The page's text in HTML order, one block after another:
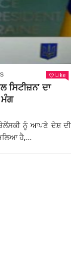
Like
ਸਿਟੀਜ਼ਨ’ ਦਾ
ਮੰਗ
ਨੂੰ ਆਪਣੇ ਦੇਸ਼ ਦੀ
ਹੈ,...